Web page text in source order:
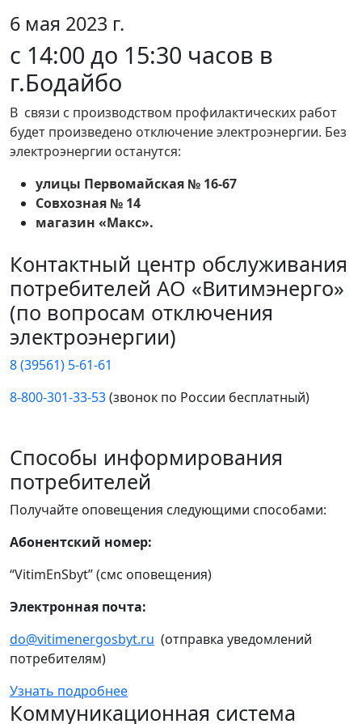
6 мая 2023 г.
с 14:00 до 15:30 часов в
г.Бодайбо
В связи с производством профилактических работ
будет произведено отключение электроэнергии. Без
электроэнергии останутся:
улицы Первомайская № 16-67
Совхозная № 14
магазин «Макс».
Контактный центр обслуживания
потребителей АО «Витимэнерго»
(по вопросам отключения
электроэнергии)
8 (39561) 5-61-61
8-800-301-33-53(звонок по России бесплатный)
Способы информирования
потребителей
Получайте оповещения следующими способами:
Абонентский номер:
“VitimEnSbyt” (смс оповещения)
Электронная почта:
do@vitimenergosbyt.ru (отправка уведомлений
потребителям)
Узнать подробнее
Коммуникационная система